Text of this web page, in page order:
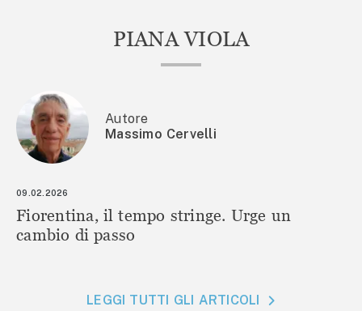
PIANA VIOLA
Autore
Massimo Cervelli
09.02.2026
Fiorentina, il tempo stringe. Urge un
cambio di passo
LEGGI TUTTI GLI ARTICOLI